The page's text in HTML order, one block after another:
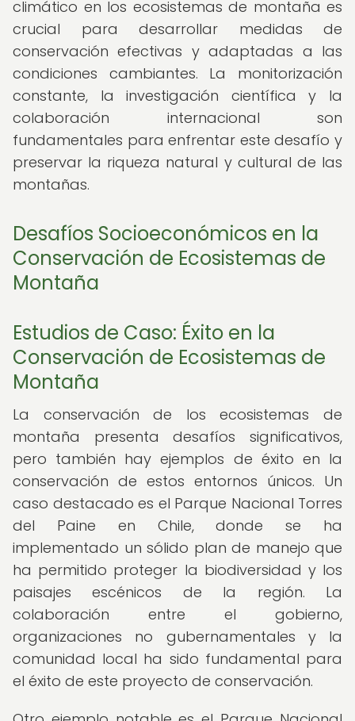
climático en los ecosistemas de montaña es
crucial para desarrollar medidas de
conservación efectivas y adaptadas a las
condiciones cambiantes. La monitorización
constante, la investigación científica y la
colaboración internacional son
fundamentales para enfrentar este desafío y
preservar la riqueza natural y cultural de las
montañas.
Desafíos Socioeconómicos en la
Conservación de Ecosistemas de
Montaña
Estudios de Caso: Éxito en la
Conservación de Ecosistemas de
Montaña
La conservación de los ecosistemas de
montaña presenta desafíos significativos,
pero también hay ejemplos de éxito en la
conservación de estos entornos únicos. Un
caso destacado es el Parque Nacional Torres
del Paine en Chile, donde se ha
implementado un sólido plan de manejo que
ha permitido proteger la biodiversidad y los
paisajes escénicos de la región. La
colaboración entre el gobierno,
organizaciones no gubernamentales y la
comunidad local ha sido fundamental para
el éxito de este proyecto de conservación.